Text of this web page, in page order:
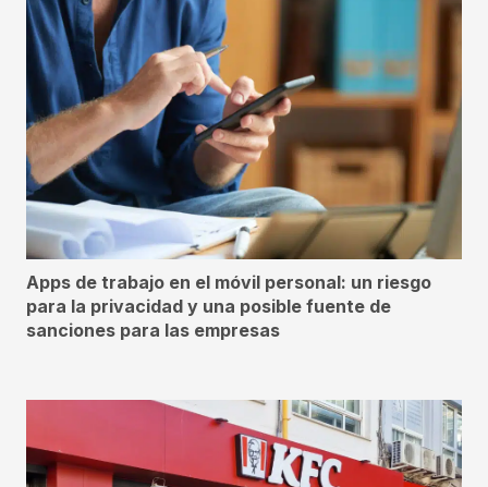
Apps de trabajo en el móvil personal: un riesgo
para la privacidad y una posible fuente de
sanciones para las empresas